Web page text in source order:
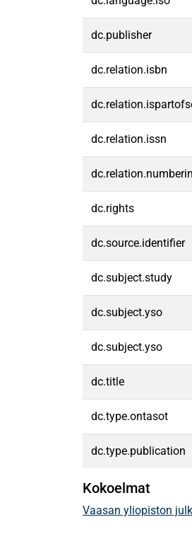
dc.publisher
dc.relation.isbn
dc.relation.issn
dc.rights
dc.source.identifier
dc.subject.study
dc.subject.yso
dc.subject.yso
dc.title
dc.type.ontasot
dc.type.publication
Kokoelmat
Vaasan yliopiston